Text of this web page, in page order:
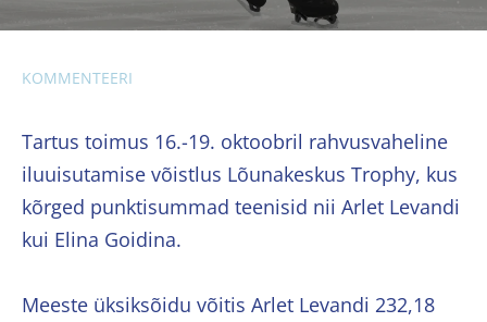
KOMMENTEERI
Tartus toimus 16.-19. oktoobril rahvusvaheline
iluuisutamise võistlus Lõunakeskus Trophy, kus
kõrged punktisummad teenisid nii Arlet Levandi
kui Elina Goidina.
Meeste üksiksõidu võitis Arlet Levandi 232,18